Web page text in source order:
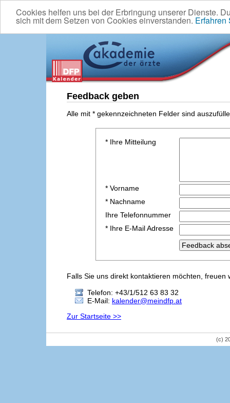
Cookies helfen uns bei der Erbringung unserer Dienste.
sich mit dem Setzen von Cookies einverstanden. Erfahren
Feedback geben
Alle mit * gekennzeichneten Felder sind
* Ihre Mitteilung
* Vorname
* Nachname
Ihre Telefonnummer
* Ihre E-Mail Adresse
Falls Sie uns direkt kontaktieren möchten,
Telefon: +43/1/512 63 83 32
E-Mail: kalender@meindfp.at
Zur Startseite >>
(c)